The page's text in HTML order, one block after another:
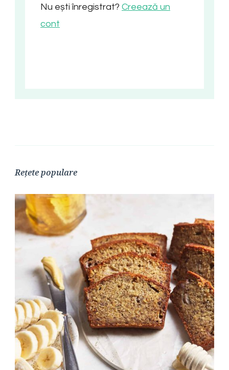
Nu ești înregistrat? Creează un
cont
Rețete populare